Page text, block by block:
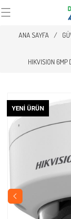
ANA SAYFA /
HIKVISION 6MP
YENI ÜRÜN